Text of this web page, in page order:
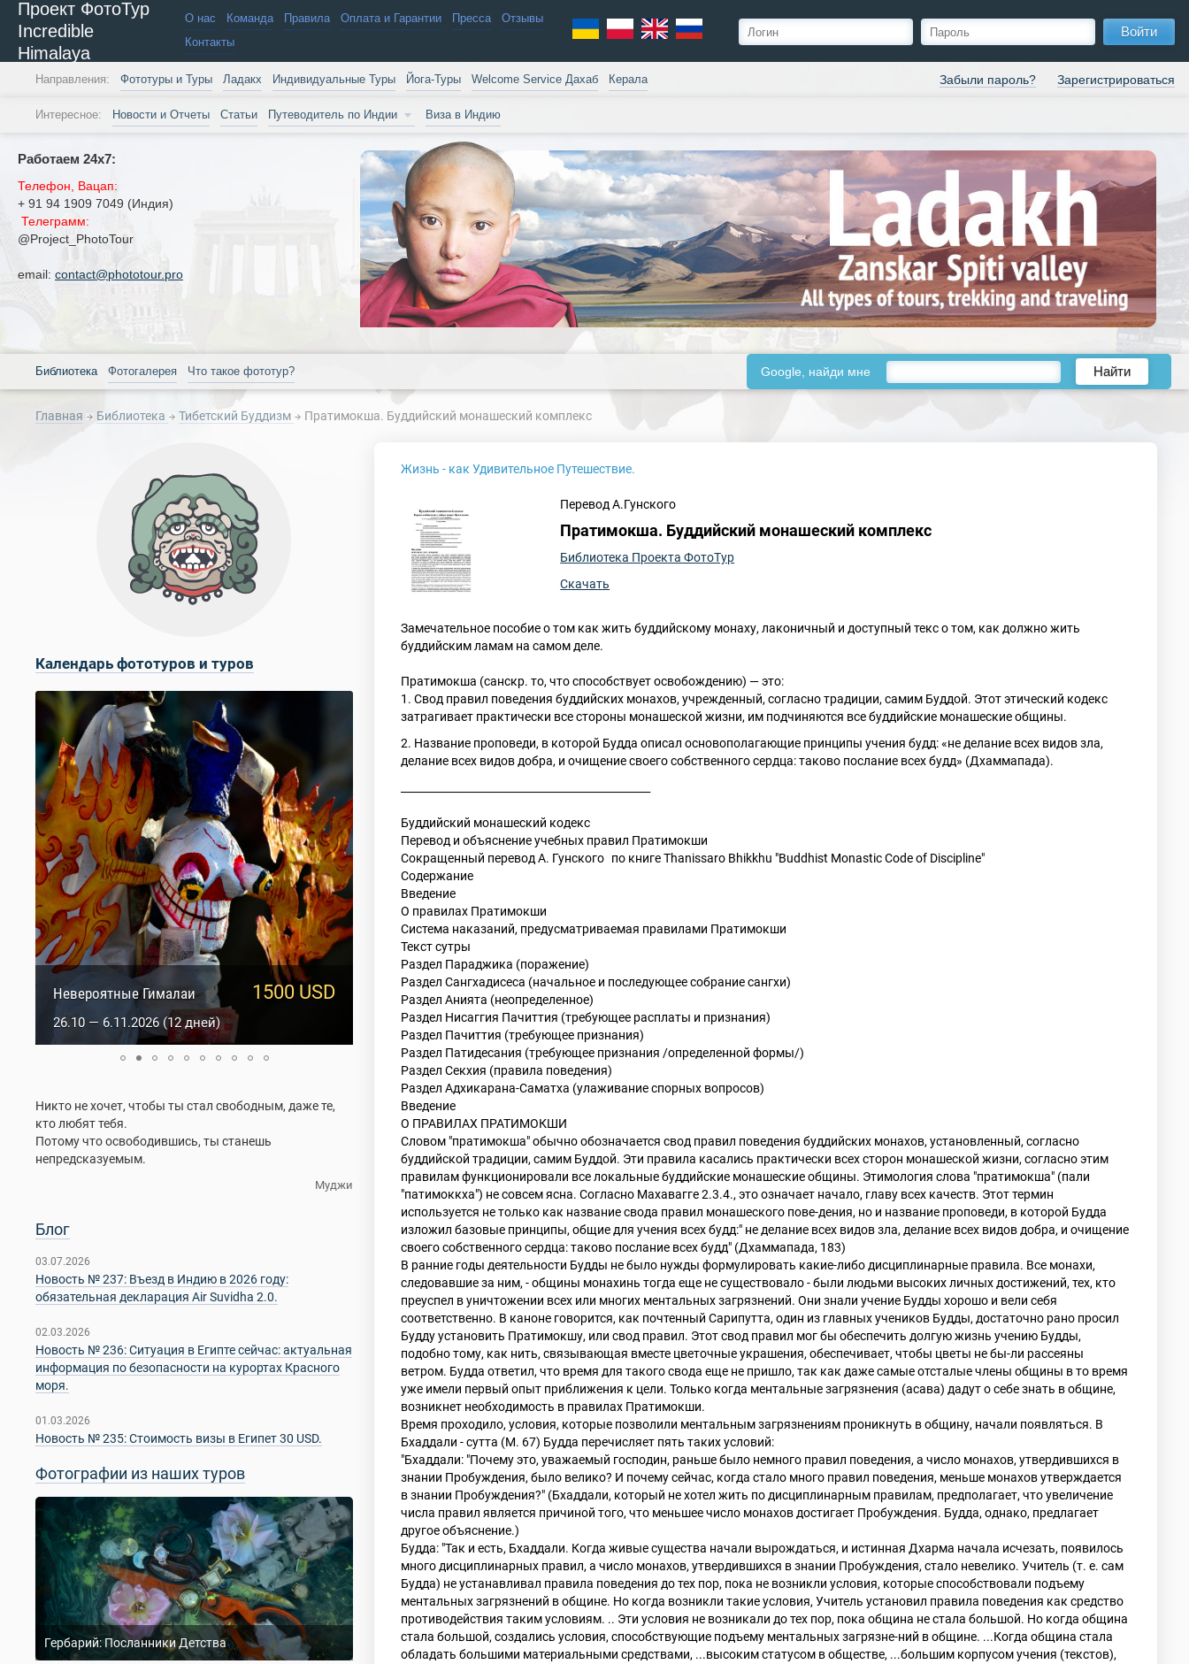
Проект ФотоТур
Incredible
Himalaya
О нас Команда Правила Оплата и Гарантии Пресса
Отзывы
Контакты
Войти
Забыли пароль? Зарегистрироваться
Направления: Фототуры и Туры Ладакх Индивидуальные Туры Йога-Туры Welcome Service Дахаб Керала
Интересное: Новости и Отчеты Статьи Путеводитель по Индии Виза в Индию
Работаем 24х7:
Телефон, Вацап:
+ 91 94 1909 7049 (Индия)
Телеграмм:
@Project_PhotoTour
email: contact@phototour.pro
Библиотека Фотогалерея Что такое фототур? Google, найди мне Найти
Главная Библиотека Тибетский Буддизм Пратимокша. Буддийский монашеский комплекс
Календарь фототуров и туров
950 USD
Сакральный Ладакх
5.10 — 14.10.2026 (10 дней)
1500 USD
Невероятные Гималаи
26.10 — 6.11.2026 (12 дней)
Никто не хочет, чтобы ты стал свободным, даже те,
кто любят тебя.
Потому что освободившись, ты станешь
непредсказуемым.
Муджи
Блог
03.07.2026
Новость № 237: Въезд в Индию в 2026 году:
обязательная декларация Air Suvidha 2.0.
02.03.2026
Новость № 236: Ситуация в Египте сейчас: актуальная
информация по безопасности на курортах Красного
моря.
01.03.2026
Новость № 235: Стоимость визы в Египет 30 USD.
Фотографии из наших туров
Гербарий: Посланники Детства
Жизнь - как Удивительное Путешествие.
Перевод А.Гунского
Пратимокша. Буддийский монашеский комплекс
Библиотека Проекта ФотоТур
Скачать
Замечательное пособие о том как жить буддийскому монаху, лаконичный и доступный текс о том, как должно жить
буддийским ламам на самом деле.
Пратимокша (санскр. то, что способствует освобождению) — это:
1. Свод правил поведения буддийских монахов, учрежденный, согласно традиции, самим Буддой. Этот этический кодекс
затрагивает практически все стороны монашеской жизни, им подчиняются все буддийские монашеские общины.
2. Название проповеди, в которой Будда описал основополагающие принципы учения будд: «не делание всех видов зла,
делание всех видов добра, и очищение своего собственного сердца: таково послание всех будд» (Дхаммапада).
Буддийский монашеский кодекс
Перевод и объяснение учебных правил Пратимокши
Сокращенный перевод А. Гунского по книге Thanissaro Bhikkhu "Buddhist Monastic Code of Discipline"
Содержание
Введение
О правилах Пратимокши
Система наказаний, предусматриваемая правилами Пратимокши
Текст сутры
Раздел Параджика (поражение)
Раздел Сангхадисеса (начальное и последующее собрание сангхи)
Раздел Анията (неопределенное)
Раздел Нисаггия Пачиттия (требующее расплаты и признания)
Раздел Пачиттия (требующее признания)
Раздел Патидесания (требующее признания /определенной формы/)
Раздел Секхия (правила поведения)
Раздел Адхикарана-Саматха (улаживание спорных вопросов)
Введение
О ПРАВИЛАХ ПРАТИМОКШИ
Словом "пратимокша" обычно обозначается свод правил поведения буддийских монахов, установленный, согласно
буддийской традиции, самим Буддой. Эти правила касались практически всех сторон монашеской жизни, согласно этим
правилам функционировали все локальные буддийские монашеские общины. Этимология слова "пратимокша" (пали
"патимоккха") не совсем ясна. Согласно Махавагге 2.3.4., это означает начало, главу всех качеств. Этот термин
используется не только как название свода правил монашеского пове-дения, но и название проповеди, в которой Будда
изложил базовые принципы, общие для учения всех будд:" не делание всех видов зла, делание всех видов добра, и очищение
своего собственного сердца: таково послание всех будд" (Дхаммапада, 183)
В ранние годы деятельности Будды не было нужды формулировать какие-либо дисциплинарные правила. Все монахи,
следовавшие за ним, - общины монахинь тогда еще не существовало - были людьми высоких личных достижений, тех, кто
преуспел в уничтожении всех или многих ментальных загрязнений. Они знали учение Будды хорошо и вели себя
соответственно. В каноне говорится, как почтенный Сарипутта, один из главных учеников Будды, достаточно рано просил
Будду установить Пратимокшу, или свод правил. Этот свод правил мог бы обеспечить долгую жизнь учению Будды,
подобно тому, как нить, связывающая вместе цветочные украшения, обеспечивает, чтобы цветы не бы-ли рассеяны
ветром. Будда ответил, что время для такого свода еще не пришло, так как даже самые отсталые члены общины в то время
уже имели первый опыт приближения к цели. Только когда ментальные загрязнения (асава) дадут о себе знать в общине,
возникнет необходимость в правилах Пратимокши.
Время проходило, условия, которые позволили ментальным загрязнениям проникнуть в общину, начали появляться. В
Бхаддали - сутта (М. 67) Будда перечисляет пять таких условий:
"Бхаддали: "Почему это, уважаемый господин, раньше было немного правил поведения, а число монахов, утвердившихся в
знании Пробуждения, было велико? И почему сейчас, когда стало много правил поведения, меньше монахов утверждается
в знании Пробуждения?" (Бхаддали, который не хотел жить по дисциплинарным правилам, предполагает, что увеличение
числа правил является причиной того, что меньшее число монахов достигает Пробуждения. Будда, однако, предлагает
другое объяснение.)
Будда: "Так и есть, Бхаддали. Когда живые существа начали вырождаться, и истинная Дхарма начала исчезать, появилось
много дисциплинарных правил, а число монахов, утвердившихся в знании Пробуждения, стало невелико. Учитель (т. е. сам
Будда) не устанавливал правила поведения до тех пор, пока не возникли условия, которые способствовали подъему
ментальных загрязнений в общине. Но когда возникли такие условия, Учитель установил правила поведения как средство
противодействия таким условиям. .. Эти условия не возникали до тех пор, пока община не стала большой. Но когда община
стала большой, создались условия, способствующие подъему ментальных загрязне-ний в общине. ...Когда община стала
обладать большими материальными средствами, ...высоким статусом в обществе, ...большим корпусом учения (текстов),